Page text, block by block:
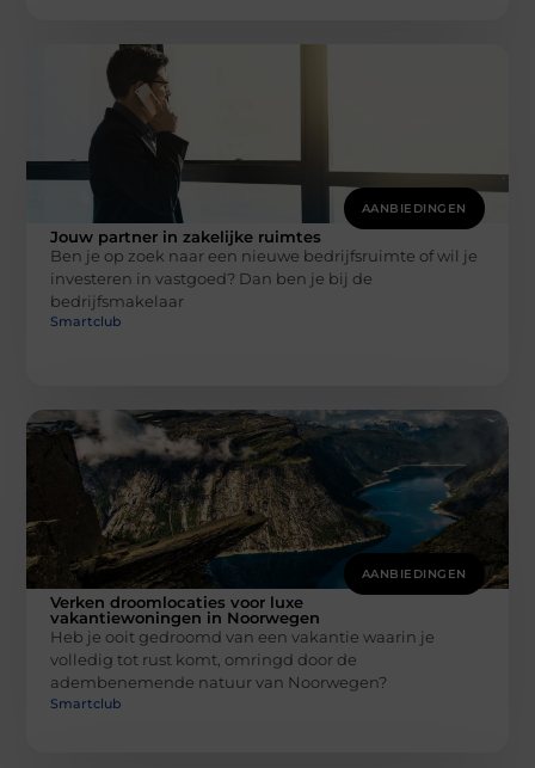
AANBIEDINGEN
Jouw partner in zakelijke ruimtes
Ben je op zoek naar een nieuwe bedrijfsruimte of wil je
investeren in vastgoed? Dan ben je bij de
bedrijfsmakelaar
Smartclub
AANBIEDINGEN
Verken droomlocaties voor luxe
vakantiewoningen in Noorwegen
Heb je ooit gedroomd van een vakantie waarin je
volledig tot rust komt, omringd door de
adembenemende natuur van Noorwegen?
Smartclub